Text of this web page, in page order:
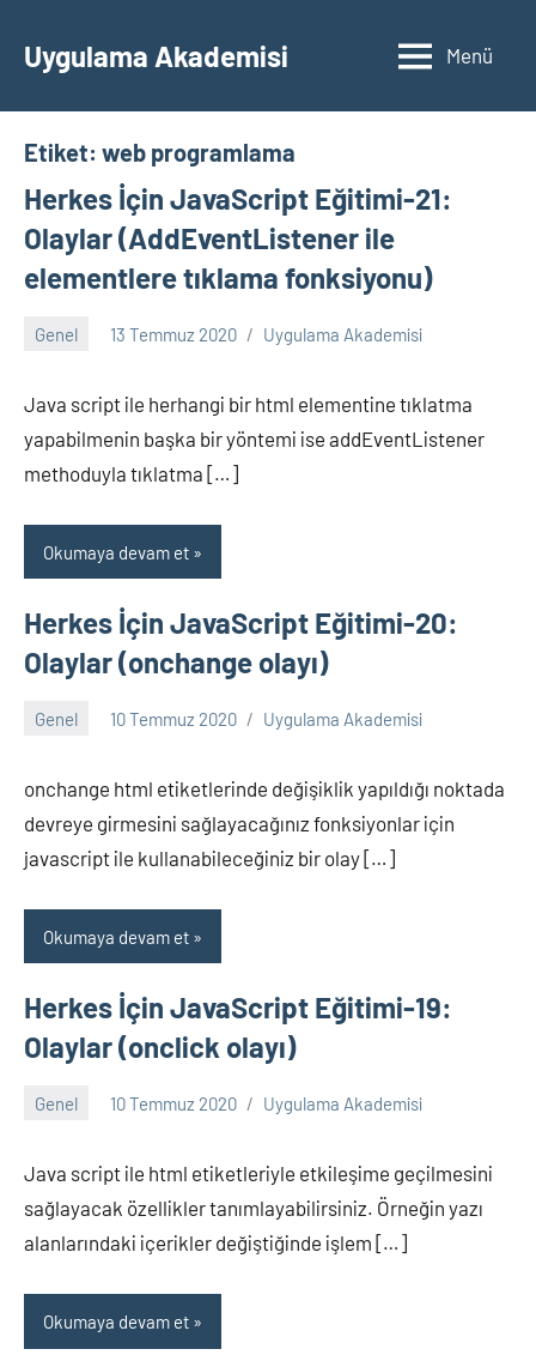
geçUygulama Akademisi Menü
Etiket: web programlama
Herkes İçin JavaScript Eğitimi-21:
Olaylar (AddEventListener ile
elementlere tıklama fonksiyonu)
Genel 13 Temmuz 2020 Uygulama Akademisi
Java script ile herhangi bir html elementine tıklatma
yapabilmenin başka bir yöntemi ise addEventListener
methoduyla tıklatma […]
Okumaya devam et
Herkes İçin JavaScript Eğitimi-20:
Olaylar (onchange olayı)
Genel 10 Temmuz 2020 Uygulama Akademisi
onchange html etiketlerinde değişiklik yapıldığı noktada
devreye girmesini sağlayacağınız fonksiyonlar için
javascript ile kullanabileceğiniz bir olay […]
Okumaya devam et
Herkes İçin JavaScript Eğitimi-19:
Olaylar (onclick olayı)
Genel 10 Temmuz 2020 Uygulama Akademisi
Java script ile html etiketleriyle etkileşime geçilmesini
sağlayacak özellikler tanımlayabilirsiniz. Örneğin yazı
alanlarındaki içerikler değiştiğinde işlem […]
Okumaya devam et